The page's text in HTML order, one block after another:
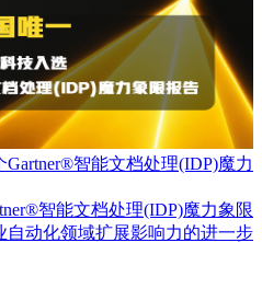
智能文档处理(IDP)魔力
智能文档处理(IDP)魔力象限
动化领域扩展影响力的进一步